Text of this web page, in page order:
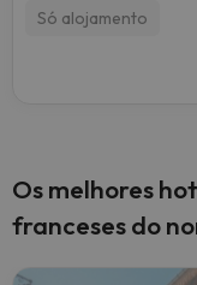
Só alojamento
Os melhores
franceses do